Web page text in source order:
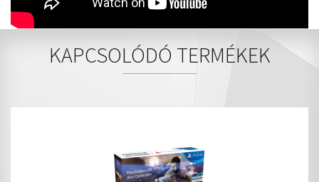
KAPCSOLÓDÓ TERMÉKEK